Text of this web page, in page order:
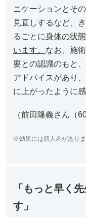
ニケーションとそ
見直しするなど、
るごとに身体の状
います。 なお、施
要との認識のもと
アドバイスがあり
に上がったように
（前田隆義さん（
※効果には個人差があり
「もっと早く
す」